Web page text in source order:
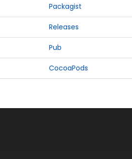
Packagist
Releases
Pub
CocoaPods